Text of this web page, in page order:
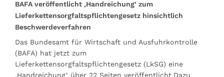
BAFA veröffentlicht ‚Handreichung‘ zum
Lieferkettensorgfaltspflichtengesetz hinsichtlich
Beschwerdeverfahren
Das Bundesamt für Wirtschaft und Ausfuhrkontrolle
(BAFA) hat jetzt zum
Lieferkettensorgfaltspflichtengesetz (LkSG) eine
‚Handreichung‘ über 22 Seiten veröffentlicht.Dazu